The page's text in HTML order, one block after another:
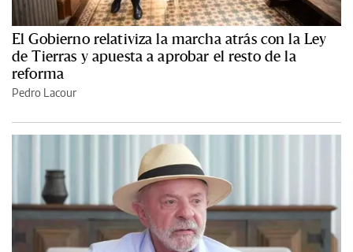
El Gobierno relativiza la marcha atrás con la Ley
de Tierras y apuesta a aprobar el resto de la
reforma
Pedro Lacour